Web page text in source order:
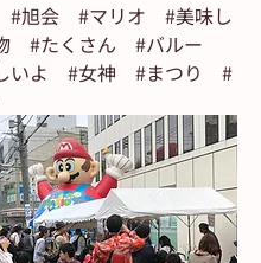
#旭会　#マリオ　#美味し
　#たくさん　#バルー
いよ　#女神　#まつり　#